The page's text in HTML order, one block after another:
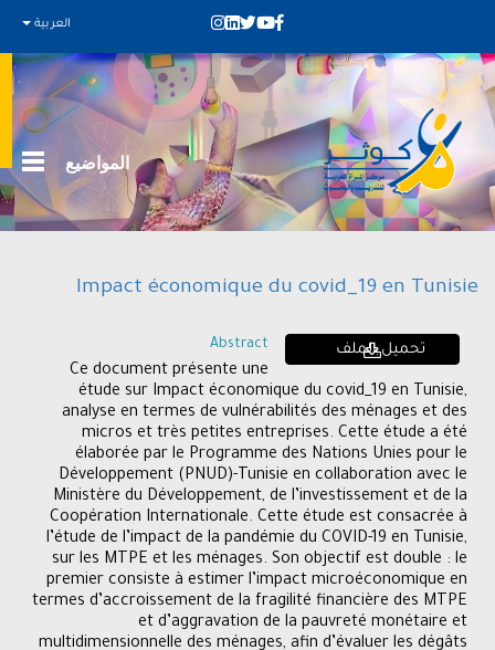
العربية
المواضيع
Impact économique du covid_19 en Tunisie
تحميل الملف Abstract
Ce document présente une
étude sur Impact économique du covid_19 en Tunisie,
analyse en termes de vulnérabilités des ménages et des
micros et très petites entreprises. Cette étude a été
élaborée par le Programme des Nations Unies pour le
Développement (PNUD)-Tunisie en collaboration avec le
Ministère du Développement, de l’investissement et de la
Coopération Internationale. Cette étude est consacrée à
l’étude de l’impact de la pandémie du COVID-19 en Tunisie,
sur les MTPE et les ménages. Son objectif est double : le
premier consiste à estimer l’impact microéconomique en
termes d’accroissement de la fragilité financière des MTPE
et d’aggravation de la pauvreté monétaire et
multidimensionnelle des ménages, afin d’évaluer les dégâts